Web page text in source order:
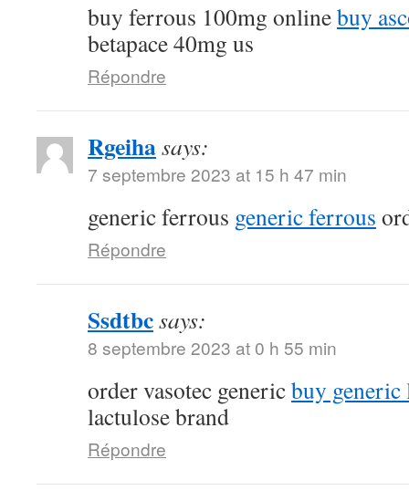
buy ferrous 100mg onlinebuy
betapace 40mg us
Répondre
Rgeihasays:
7 septembre 2023 at 15 h 47 min
generic ferrous generic ferrous
Répondre
Ssdtbcsays:
8 septembre 2023 at 0 h 55 min
order vasotec genericbuy generic
lactulose brand
Répondre